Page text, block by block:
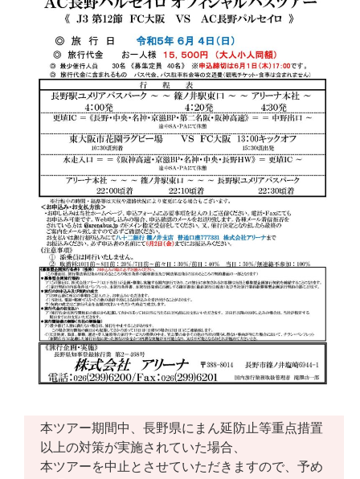
本ツアー期間中、長野県にまん延防止等重点措置
以上の対策が実施されていた場合、
本ツアーを中止とさせていただきますので、予め